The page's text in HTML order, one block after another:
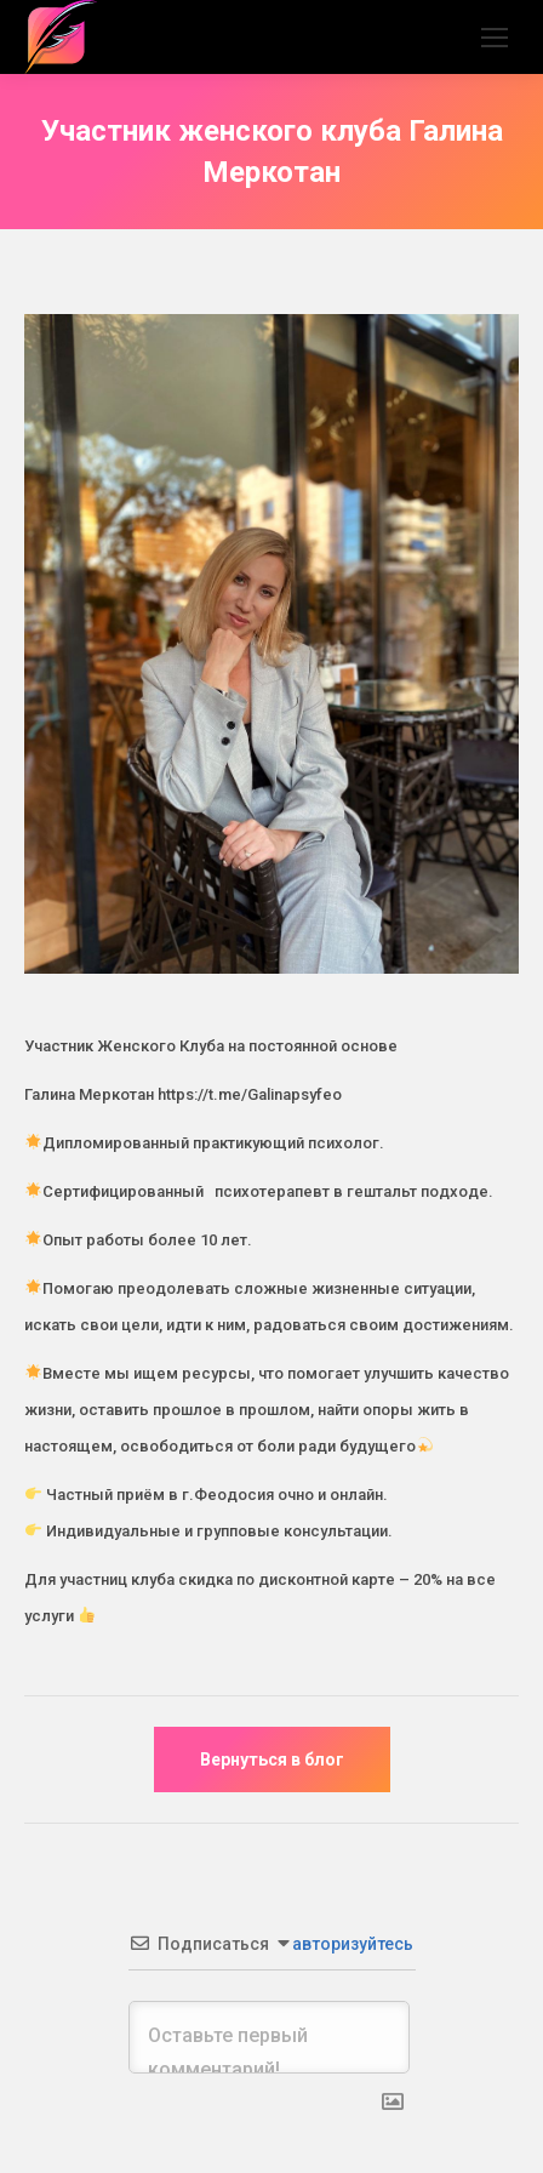
Участник женского клуба Галина
Меркотан
Участник Женского Клуба на постоянной основе
Галина Меркотан https://t.me/Galinapsyfeo
Дипломированный практикующий психолог.
Сертифицированный психотерапевт в гештальт подходе.
Опыт работы более 10 лет.
Помогаю преодолевать сложные жизненные ситуации,
искать свои цели, идти к ним, радоваться своим достижениям.
Вместе мы ищем ресурсы, что помогает улучшить качество
жизни, оставить прошлое в прошлом, найти опоры жить в
настоящем, освободиться от боли ради будущего
Частный приём в г.Феодосия очно и онлайн.
Индивидуальные и групповые консультации.
Для участниц клуба скидка по дисконтной карте – 20% на все
услуги
Подписаться авторизуйтесь